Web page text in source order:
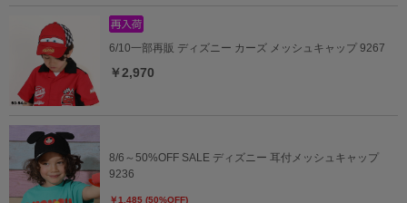
6/10一部再販 ディズニー カーズ メッシュキャップ 9267
￥2,970
8/6～50%OFF SALE ディズニー 耳付メッシュキャップ
9236
￥1,485 (50%OFF)